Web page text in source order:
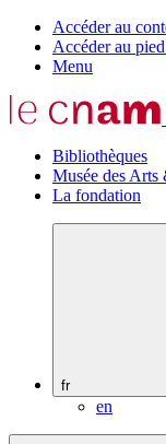
Accéder au
Accéder au
Menu
Bibliothèques
Musée des Arts
La fondation
fr
en